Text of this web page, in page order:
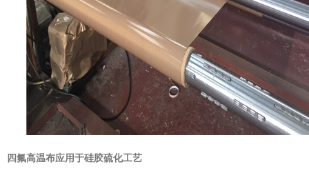
四氟高温布应用于硅胶硫化工艺